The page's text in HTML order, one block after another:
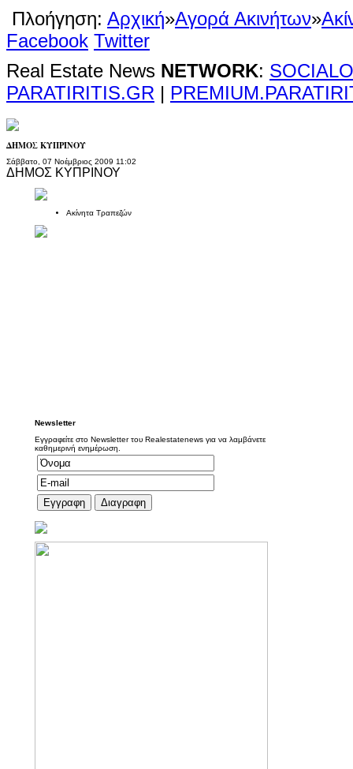
Πλοήγηση: Αρχική»Αγορά Ακινήτων»
Facebook Twitter
Real Estate News NETWORK:
PARATIRITIS.GR |
ΔΗΜΟΣ ΚΥΠΡΙΝΟΥ
Σάββατο, 07 Νοέμβριος 2009 11:02
ΔΗΜΟΣ ΚΥΠΡΙΝΟΥ
Ακίνητα Τραπεζών
Newsletter
Εγγραφείτε στο Newsletter του Realestatenews για να λαμβάνετε
καθημερινή ενημέρωση.